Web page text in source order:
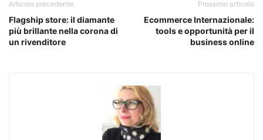
Articolo precedente
Flagship store: il diamante
più brillante nella corona di
un rivenditore
Prossimo articolo
Ecommerce Internazionale:
tools e opportunità per il
business online